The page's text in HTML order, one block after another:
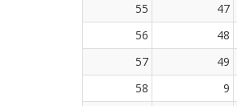
55
47
56
48
57
49
58
9